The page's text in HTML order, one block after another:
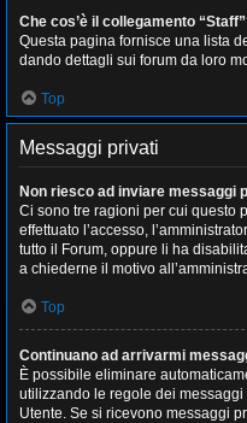
Che cos’è il collegamento
Questa pagina fornisce una lista
dando dettagli sui forum da loro
Top
Messaggi privati
Non riesco ad inviare messaggi
Ci sono tre ragioni per cui questo
effettuato l’accesso,
tutto il Forum, oppure li ha
a chiederne il motivo
Top
Continuano ad arrivarmi
È possibile eliminare
utilizzando le regole dei
Utente. Se si ricevono messaggi